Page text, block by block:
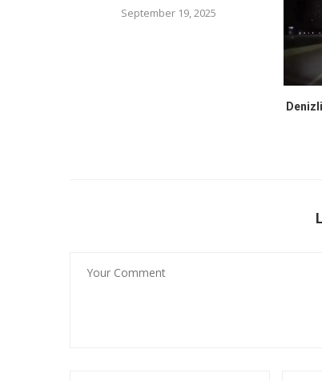
September 19, 2025